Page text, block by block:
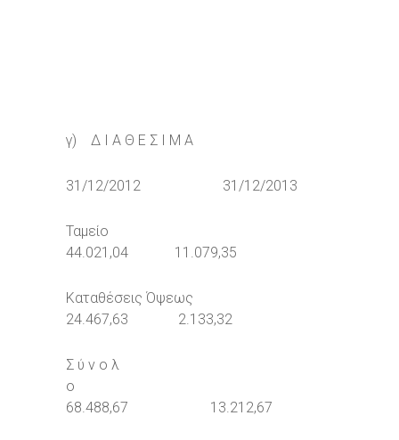
γ) Δ Ι Α Θ Ε Σ Ι Μ Α
31/12/2012 31/12/2013
Ταμείο
44.021,04 11.079,35
Καταθέσεις Όψεως
24.467,63 2.133,32
Σ ύ ν ο λ
ο
68.488,67 13.212,67